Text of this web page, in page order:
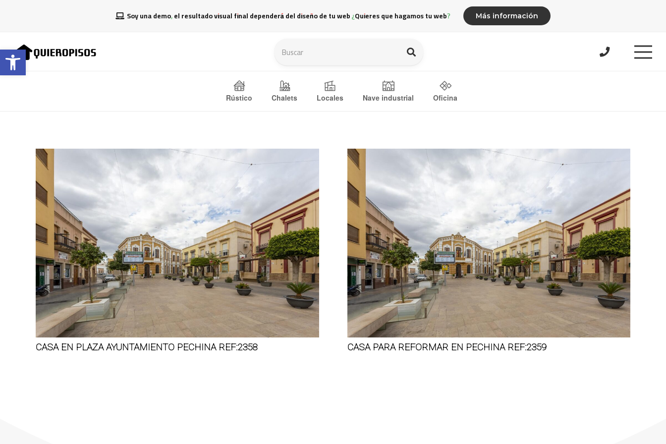
Abrir barra de herramientas
Soy una demo, el resultado visual final dependerá del diseño de tu web ¿Quieres que hagamos tu web? Más información
Rústico Chalets Locales Nave industrial Oficina
CASA EN PLAZA AYUNTAMIENTO PECHINA REF:2358 CASA PARA REFORMAR EN PECHINA REF:2359